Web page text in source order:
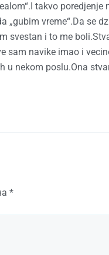
takvo poredjenje
vreme“.Da se
svestan i to me
sam navike imao i
u nekom poslu.Ona
*